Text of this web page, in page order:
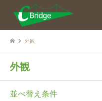
外観
外観
並べ替え条件